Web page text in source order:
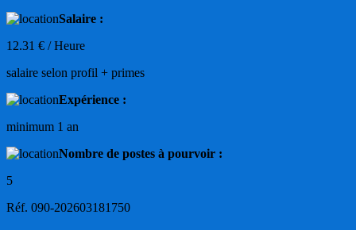
Salaire :
12.31 € / Heure
salaire selon profil + primes
Expérience :
minimum 1 an
Nombre de postes à pourvoir :
5
Réf. 090-202603181750